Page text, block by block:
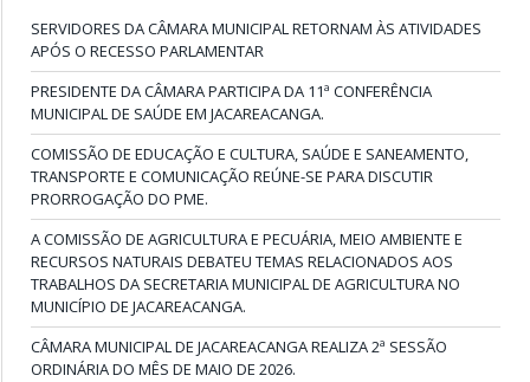
SERVIDORES DA CÂMARA MUNICIPAL RETORNAM ÀS ATIVIDADES
APÓS O RECESSO PARLAMENTAR
PRESIDENTE DA CÂMARA PARTICIPA DA 11ª CONFERÊNCIA
MUNICIPAL DE SAÚDE EM JACAREACANGA.
COMISSÃO DE EDUCAÇÃO E CULTURA, SAÚDE E SANEAMENTO,
TRANSPORTE E COMUNICAÇÃO REÚNE-SE PARA DISCUTIR
PRORROGAÇÃO DO PME.
A COMISSÃO DE AGRICULTURA E PECUÁRIA, MEIO AMBIENTE E
RECURSOS NATURAIS DEBATEU TEMAS RELACIONADOS AOS
TRABALHOS DA SECRETARIA MUNICIPAL DE AGRICULTURA NO
MUNICÍPIO DE JACAREACANGA.
CÂMARA MUNICIPAL DE JACAREACANGA REALIZA 2ª SESSÃO
ORDINÁRIA DO MÊS DE MAIO DE 2026.